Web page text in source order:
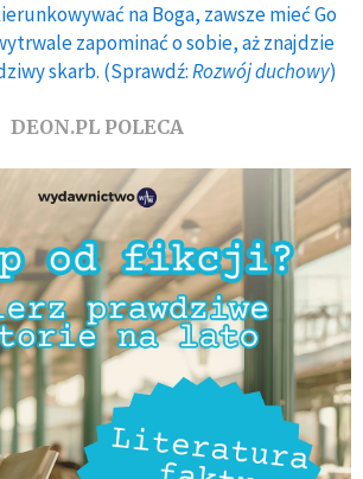
na Boga, zawsze mieć Go
zapominać o sobie, aż znajdzie
skarb. (Sprawdź:Rozwój duchowy)
DEON.PL POLECA